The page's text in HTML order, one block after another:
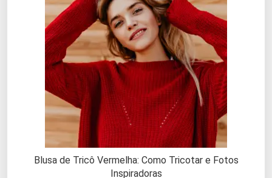
Blusa de Tricô Vermelha: Como Tricotar e Fotos
Inspiradoras